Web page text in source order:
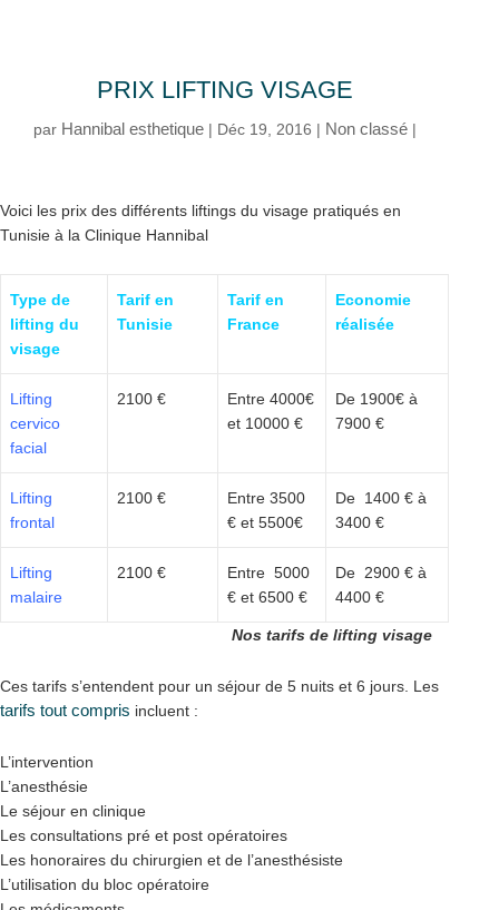
PRIX LIFTING VISAGE
par Hannibal esthetique| Déc 19, 2016 | Non classé|
Voici les prix des différents liftings du visage pratiqués en
Tunisie à la Clinique Hannibal
Type de
lifting du
visage
Tarif en
Tunisie
Tarif en
France
Economie
réalisée
Lifting
cervico
facial
2100 €
Entre 4000€
et 10000 €
De 1900€ à
7900 €
Lifting
frontal
2100 €
Entre 3500
€ et 5500€
De 1400 € à
3400 €
Lifting
malaire
2100 €
Entre 5000
€ et 6500 €
De 2900 € à
4400 €
Nos tarifs de lifting visage
Ces tarifs s’entendent pour un séjour de 5 nuits et 6 jours. Les
tarifs tout compris incluent :
L’intervention
L’anesthésie
Le séjour en clinique
Les consultations pré et post opératoires
Les honoraires du chirurgien et de l’anesthésiste
L’utilisation du bloc opératoire